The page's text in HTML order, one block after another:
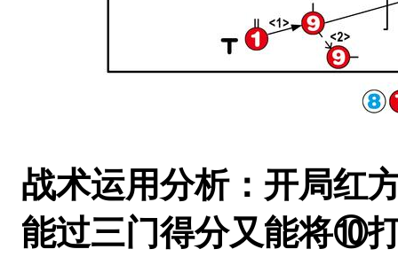
战术运用分析：开局红
能过三门得分又能将⑩